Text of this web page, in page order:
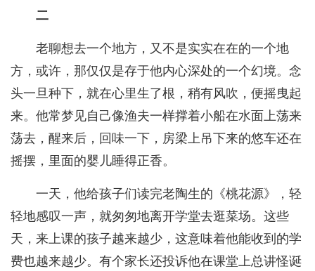
二
老聊想去一个地方，又不是实实在在的一个地
方，或许，那仅仅是存于他内心深处的一个幻境。念
头一旦种下，就在心里生了根，稍有风吹，便摇曳起
来。他常梦见自己像渔夫一样撑着小船在水面上荡来
荡去，醒来后，回味一下，房梁上吊下来的悠车还在
摇摆，里面的婴儿睡得正香。
一天，他给孩子们读完老陶生的《桃花源》，轻
轻地感叹一声，就匆匆地离开学堂去逛菜场。这些
天，来上课的孩子越来越少，这意味着他能收到的学
费也越来越少。有个家长还投诉他在课堂上总讲怪诞